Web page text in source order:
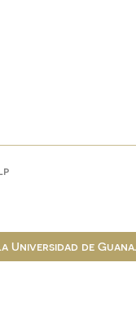
Universidad de